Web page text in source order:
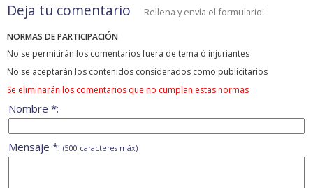
Deja tu comentario Rellena y envía el formulario!
NORMAS DE PARTICIPACIÓN
No se permitirán los comentarios fuera de tema ó injuriantes
No se aceptarán los contenidos considerados como publicitarios
Se eliminarán los comentarios que no cumplan estas normas
Nombre *:
Mensaje *: (500 caracteres máx)